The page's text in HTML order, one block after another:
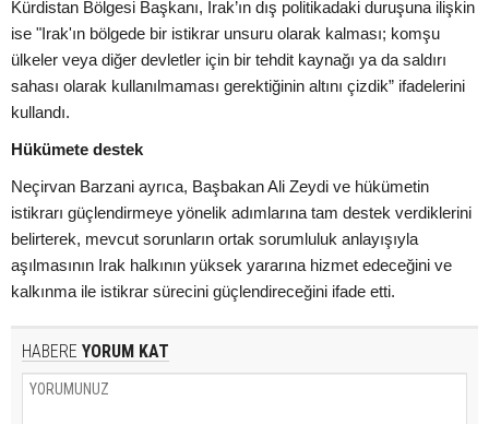
Kürdistan Bölgesi Başkanı, Irak’ın dış politikadaki duruşuna ilişkin
ise "Irak'ın bölgede bir istikrar unsuru olarak kalması; komşu
ülkeler veya diğer devletler için bir tehdit kaynağı ya da saldırı
sahası olarak kullanılmaması gerektiğinin altını çizdik” ifadelerini
kullandı.
Hükümete destek
Neçirvan Barzani ayrıca, Başbakan Ali Zeydi ve hükümetin
istikrarı güçlendirmeye yönelik adımlarına tam destek verdiklerini
belirterek, mevcut sorunların ortak sorumluluk anlayışıyla
aşılmasının Irak halkının yüksek yararına hizmet edeceğini ve
kalkınma ile istikrar sürecini güçlendireceğini ifade etti.
HABERE YORUM KAT